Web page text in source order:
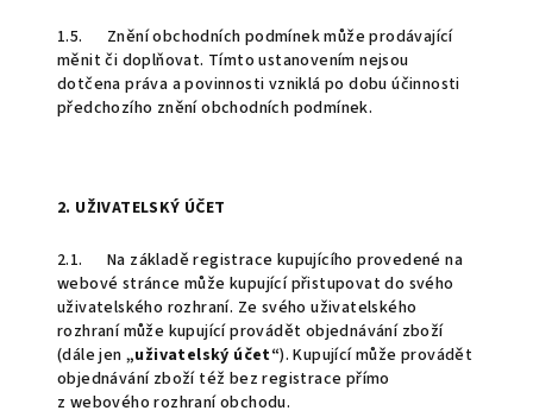
1.5. Znění obchodních podmínek může prodávající
měnit či doplňovat. Tímto ustanovením nejsou
dotčena práva a povinnosti vzniklá po dobu účinnosti
předchozího znění obchodních podmínek.
2. UŽIVATELSKÝ ÚČET
2.1. Na základě registrace kupujícího provedené na
webové stránce může kupující přistupovat do svého
uživatelského rozhraní. Ze svého uživatelského
rozhraní může kupující provádět objednávání zboží
(dále jen „uživatelský účet“). Kupující může provádět
objednávání zboží též bez registrace přímo
z webového rozhraní obchodu.